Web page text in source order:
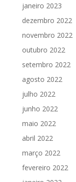
janeiro 2023
dezembro 2022
novembro 2022
outubro 2022
setembro 2022
agosto 2022
julho 2022
junho 2022
maio 2022
abril 2022
março 2022
fevereiro 2022